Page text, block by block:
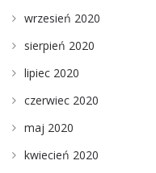
wrzesień 2020
sierpień 2020
lipiec 2020
czerwiec 2020
maj 2020
kwiecień 2020